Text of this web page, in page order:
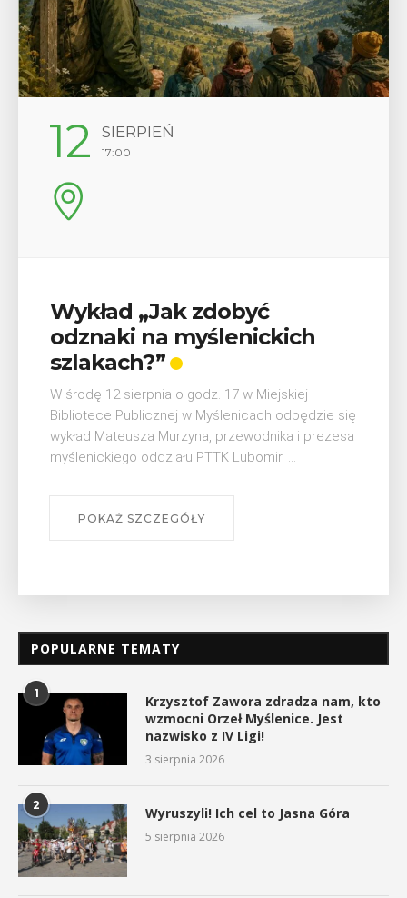
29 SIERPIEŃ
08:00 - 18:00
V Turniej Myślimira.
Mieszczanie i rzemieślnicy
W ostatni weekend wakacji, czyli 29-30 sierpnia w
Myślenicach odbędzie się piąta edycja Turnieju
Myślimira. Wydarzenie organizowane przez
Muzeum Niepodległości w Myślenicach odbędzie
się na ...
POKAŻ SZCZEGÓŁY
POPULARNE TEMATY
1
Krzysztof Zawora zdradza nam, kto
wzmocni Orzeł Myślenice. Jest
nazwisko z IV Ligi!
3 sierpnia 2026
2 Wyruszyli! Ich cel to Jasna Góra
5 sierpnia 2026